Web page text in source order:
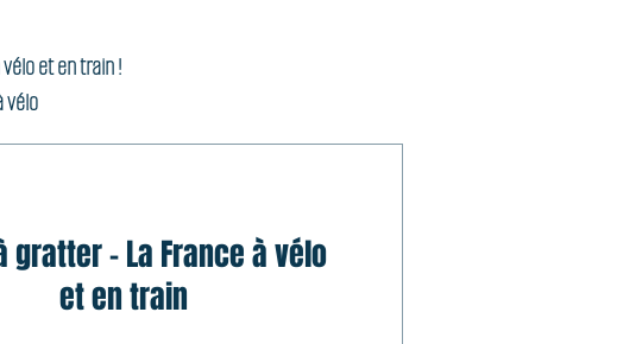
et en train !
vélo
gratter - La France à vélo
et en train